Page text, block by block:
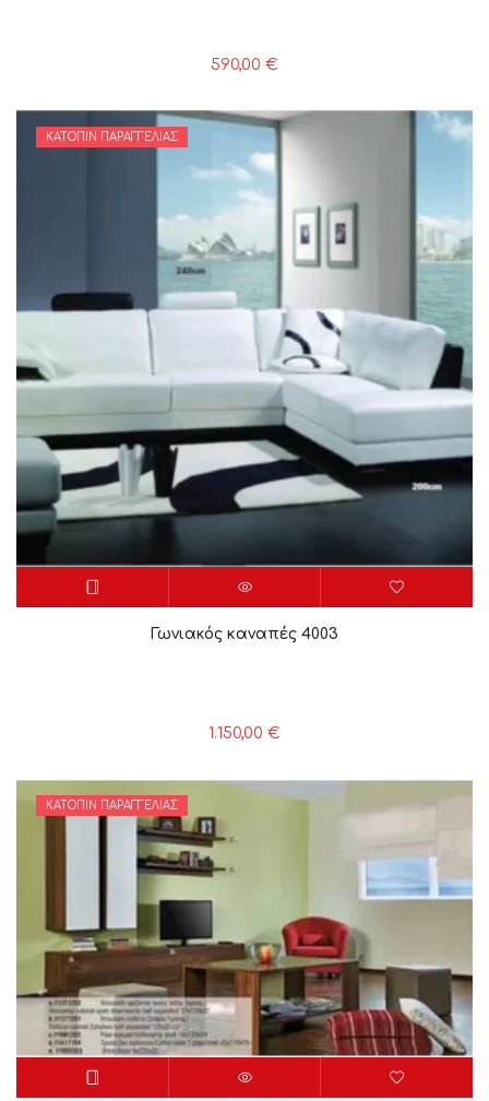
590,00 €
ΚΑΤΌΠΙΝ ΠΑΡΑΓΓΕΛΊΑΣ
Γωνιακός καναπές 4003
1.150,00 €
ΚΑΤΌΠΙΝ ΠΑΡΑΓΓΕΛΊΑΣ